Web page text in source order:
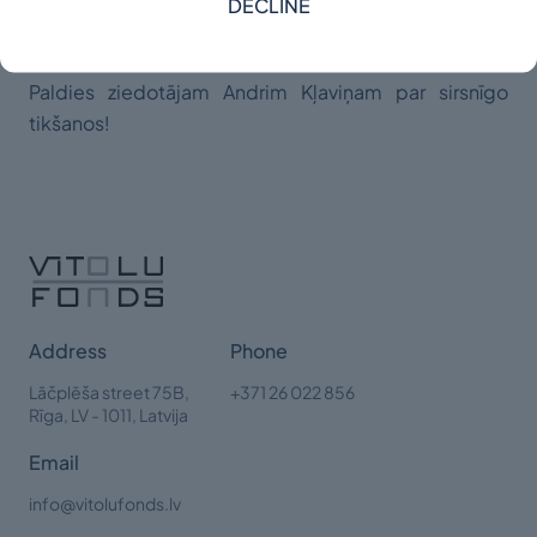
brīnišķīgo iespēju visiem kopa parunāt un
Paldies ziedotājam Andrim Kļaviņam par sirsnīgo
tikšanos!
Address
Lāčplēša street 75B,
Rīga, LV - 1011, Latvija
Phone
+371 26 022 856
Email
info@vitolufonds.lv